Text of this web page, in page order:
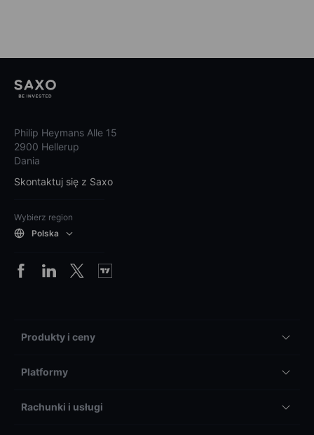
Philip Heymans Alle 15
2900 Hellerup
Dania
Skontaktuj się z Saxo
Wybierz region
Polska
Produkty i ceny
Platformy
Rachunki i usługi